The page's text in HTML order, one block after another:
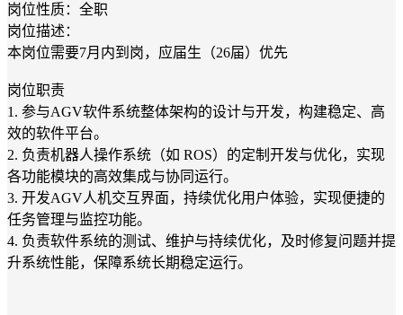
岗位性质：全职
岗位描述：
本岗位需要7月内到岗，应届生（26届）优先
岗位职责
1. 参与AGV软件系统整体架构的设计与开发，构建稳定、高
效的软件平台。
2. 负责机器人操作系统（如 ROS）的定制开发与优化，实现
各功能模块的高效集成与协同运行。
3. 开发AGV人机交互界面，持续优化用户体验，实现便捷的
任务管理与监控功能。
4. 负责软件系统的测试、维护与持续优化，及时修复问题并提
升系统性能，保障系统长期稳定运行。